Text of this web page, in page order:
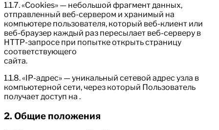
1.1.7. «Cookies» — небольшой фрагмент данных,
отправленный веб-сервером и хранимый на
компьютере пользователя, который веб-клиент или
веб-браузер каждый раз пересылает веб-серверу в
HTTP-запросе при попытке открыть страницу
соответствующего
сайта.
1.1.8. «IP-адрес» — уникальный сетевой адрес узла в
компьютерной сети, через который Пользователь
получает доступ на .
2. Общие положения